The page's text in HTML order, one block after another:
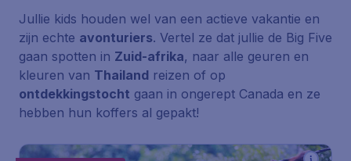
Jullie kids houden wel van een actieve vakantie en
zijn echte avonturiers. Vertel ze dat jullie de Big Five
gaan spotten in Zuid-afrika, naar alle geuren en
kleuren van Thailand reizen of op
ontdekkingstocht gaan in ongerept Canada en ze
hebben hun koffers al gepakt!